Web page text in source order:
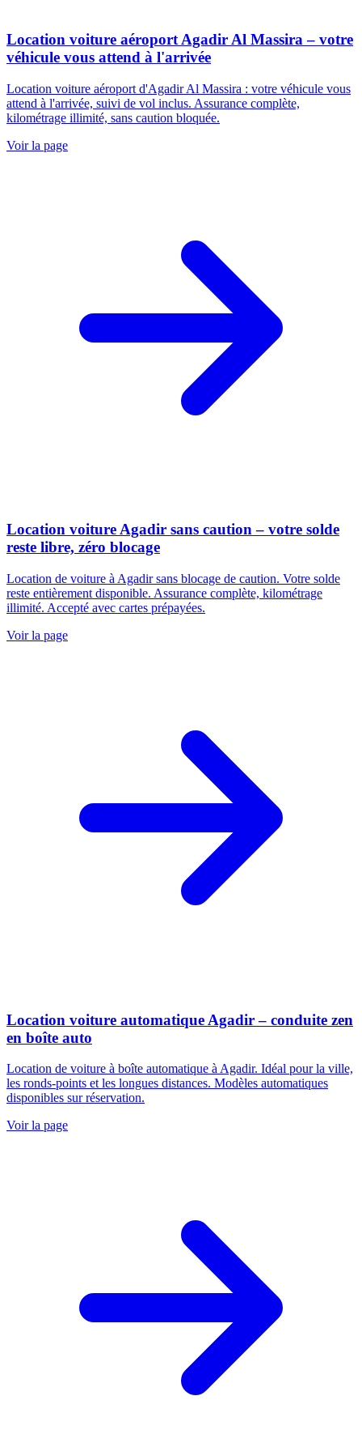
Location voiture aéroport Agadir Al Massira – votre
véhicule vous attend à l'arrivée
Location voiture aéroport d'Agadir Al Massira : votre véhicule vous
attend à l'arrivée, suivi de vol inclus. Assurance complète,
kilométrage illimité, sans caution bloquée.
Voir la page
Location voiture Agadir sans caution – votre solde
reste libre, zéro blocage
Location de voiture à Agadir sans blocage de caution. Votre solde
reste entièrement disponible. Assurance complète, kilométrage
illimité. Accepté avec cartes prépayées.
Voir la page
Location voiture automatique Agadir – conduite zen
en boîte auto
Location de voiture à boîte automatique à Agadir. Idéal pour la ville,
les ronds-points et les longues distances. Modèles automatiques
disponibles sur réservation.
Voir la page